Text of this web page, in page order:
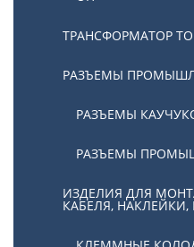
ТРАНСФОРМАТОР
РАЗЪЕМЫ
РАЗЪЕМЫ
РАЗЪЕМЫ
ИЗДЕЛИЯ ДЛЯ
КАБЕЛЯ, НАКЛЕЙКИ,